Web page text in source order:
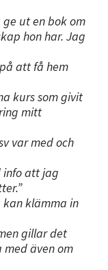
ut en bok om
hon har. Jag
att få hem
kurs som givit
mitt
var med och
info att jag
kan klämma in
gillar det
även om